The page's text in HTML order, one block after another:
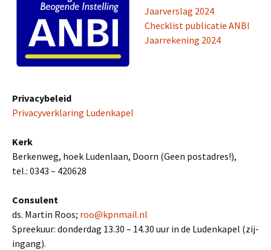
Jaarverslag 2024
Checklist publicatie ANBI
Jaarrekening 2024
Privacybeleid
Privacyverklaring Ludenkapel
Kerk
Berkenweg, hoek Ludenlaan, Doorn (Geen postadres!),
tel.: 0343 – 420628
Consulent
ds. Martin Roos; roo@kpnmail.nl
Spreekuur: donderdag 13.30 – 14.30 uur in de Ludenkapel (zij-
ingang).